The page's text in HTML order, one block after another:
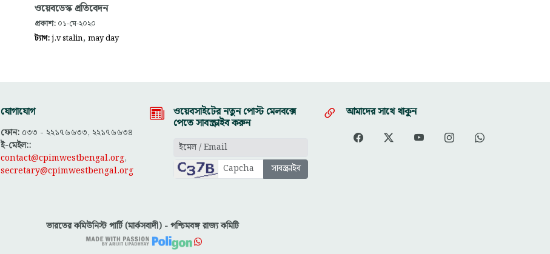
ওয়েবডেস্ক প্রতিবেদন
প্রকাশ: ০১-মে-২০২০
ট্যাগ:j.v stalin, may day
যোগাযোগ
ফোন: ০৩৩ - ২২১৭৬৬৩৩, ২২১৭৬৬৩৪
ই-মেইল::
contact@cpimwestbengal.org,
secretary@cpimwestbengal.org
ওয়েবসাইটের নতুন পোস্ট মেলবক্সে
পেতে সাবস্ক্রাইব করুন
আমাদের সাথে থাকুন
ভারতের কমিউনিস্ট পার্টি (মার্কসবাদী) - পশ্চিমবঙ্গ রাজ্য কমিটি